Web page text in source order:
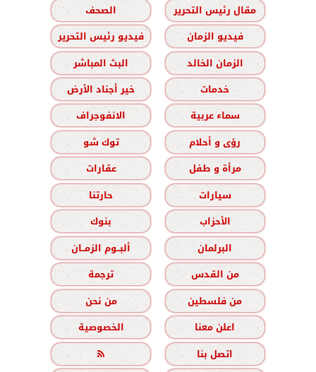
مقال رئيس التحرير
الصحف
فيديو الزمان
فيديو رئيس التحرير
الزمان الخالد
البث المباشر
خدمات
خير أجناد الأرض
سماء عربية
الانفوجراف
رؤى و أحلام
توك شو
مرأة و طفل
عقارات
سيارات
حارتنا
الأحزاب
بنوك
البرلمان
ألبــوم الزمــان
من القدس
ترجمة
من فلسطين
من نحن
اعلن معنا
الخصوصية
اتصل بنا
